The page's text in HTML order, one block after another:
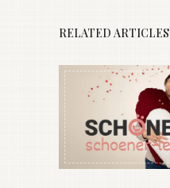
RELATED ARTICLES